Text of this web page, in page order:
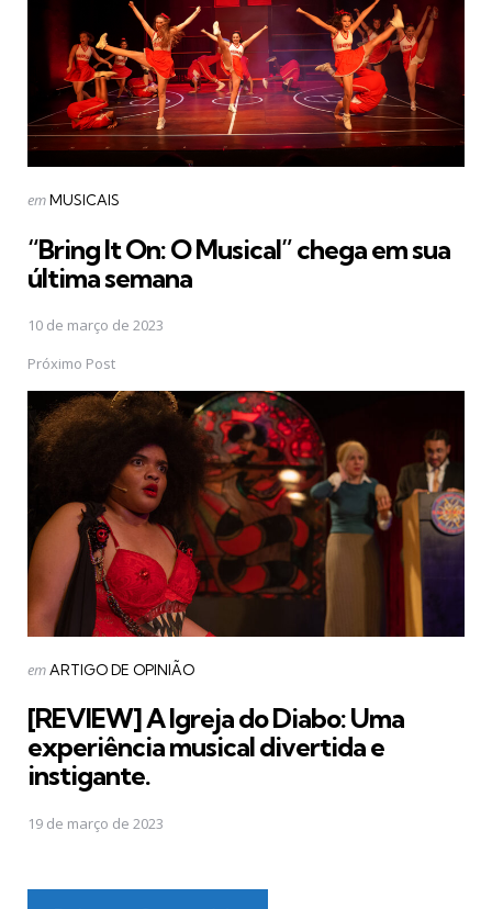
Postado
emMUSICAIS
“Bring It On: O Musical” chega em sua
última semana
10 de março de 2023
Próximo Post
Postado
emARTIGO DE OPINIÃO
[REVIEW] A Igreja do Diabo: Uma
experiência musical divertida e
instigante.
19 de março de 2023